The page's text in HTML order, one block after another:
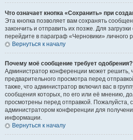
Что означает кнопка «Сохранить» при
Эта кнопка позволяет вам сохранять
закончить и отправить их позже. Для
перейдите в параграф «Черновики» личного
Вернуться к началу
Почему моё сообщение требует одобрения?
Администратор конференции может решить,
предварительного просмотра перед
также, что администратор включил вас в
сообщения которых, по его или её мнению,
просмотрены перед отправкой. Пожалуйста,
администратором конференции для
информации.
Вернуться к началу